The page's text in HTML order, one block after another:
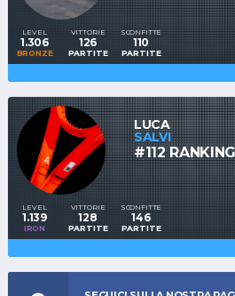
LEVEL
1.306
BRONZE
VITTORIE
126
PARTITE
SCONFITTE
110
PARTITE
LUCA
SALVI
#112
LEVEL
1.139
IRON
VITTORIE
128
PARTITE
SCONFITTE
146
PARTITE